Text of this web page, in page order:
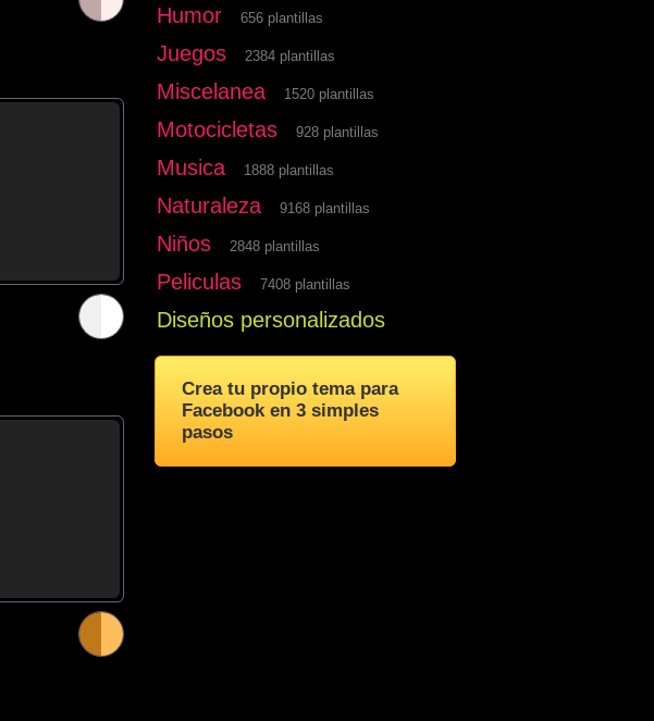
Humor 656 plantillas
Juegos 2384 plantillas
Miscelanea 1520 plantillas
Motocicletas 928 plantillas
Musica 1888 plantillas
Naturaleza 9168 plantillas
Niños 2848 plantillas
Peliculas 7408 plantillas
Diseños personalizados
Crea tu propio tema para
Facebook en 3 simples
pasos